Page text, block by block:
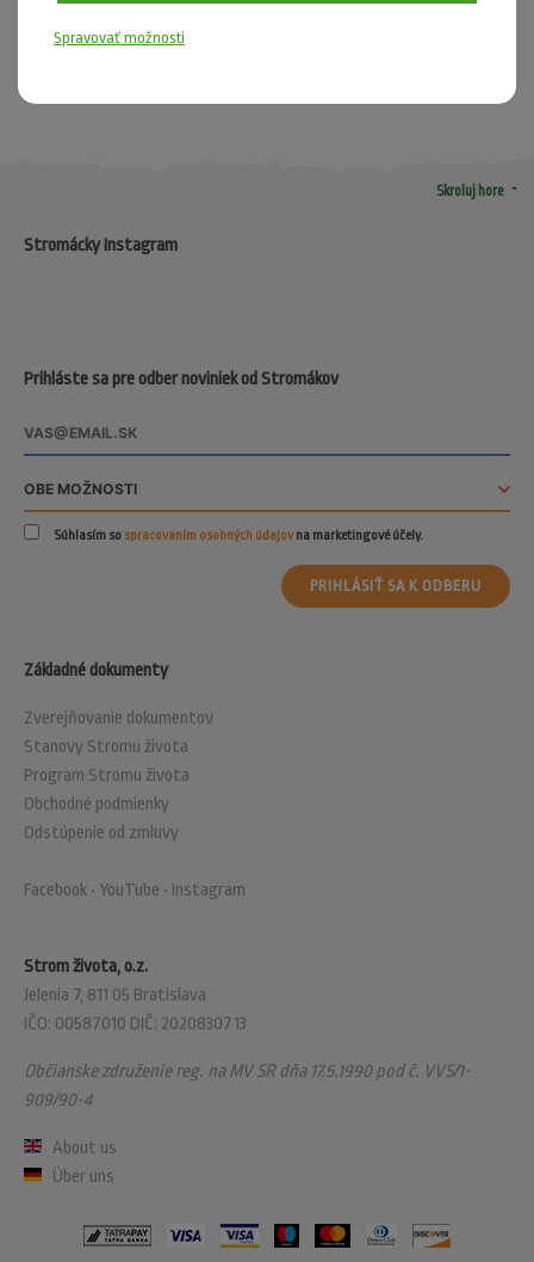
DIY
Skroluj hore arrow_drop_up
Strom života, o.z.
Jelenia 7, 811 05 Bratislava
IČO: 00587010 DIČ: 2020830713
Občianske združenie reg. na MV SR dňa 17.5.1990 pod č. VVS/1-
909/90-4
About us
Über uns
Základné dokumenty
Zverejňovanie dokumentov
Stanovy Stromu života
Program Stromu života
Obchodné podmienky
Odstúpenie od zmluvy
Facebook • YouTube • Instagram
Prihláste sa pre odber noviniek od Stromákov
Súhlasím so spracovaním osobných údajovna marketingové účely.
PRIHLÁSIŤ SA K ODBERU
Stromácky Instagram
Spravovať možnosti